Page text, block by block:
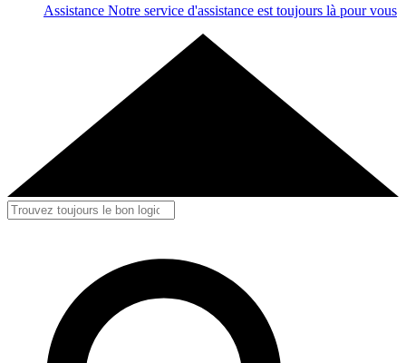
Assistance Notre service d'assistance est toujours là pour vous